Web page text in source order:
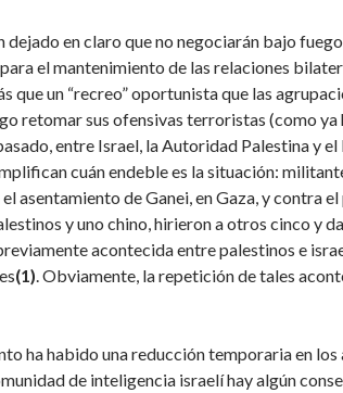
dejado en claro que no negociarán bajo
para el mantenimiento de las relaciones
que un “recreo” oportunista que las
retomar sus ofensivas terroristas (como
entre Israel, la Autoridad Palestina y
cuán endeble es la situación:
asentamiento de Ganei, en Gaza, y contra
y uno chino, hirieron a otros cinco y
acontecida entre palestinos e
(1) . Obviamente, la repetición de tales
ha habido una reducción temporaria en
de inteligencia israelí hay algún